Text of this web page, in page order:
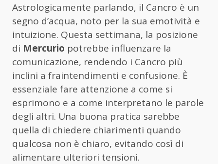
Astrologicamente parlando, il Cancro è un
segno d’acqua, noto per la sua emotività e
intuizione. Questa settimana, la posizione
di Mercurio potrebbe influenzare la
comunicazione, rendendo i Cancro più
inclini a fraintendimenti e confusione. È
essenziale fare attenzione a come si
esprimono e a come interpretano le parole
degli altri. Una buona pratica sarebbe
quella di chiedere chiarimenti quando
qualcosa non è chiaro, evitando così di
alimentare ulteriori tensioni.